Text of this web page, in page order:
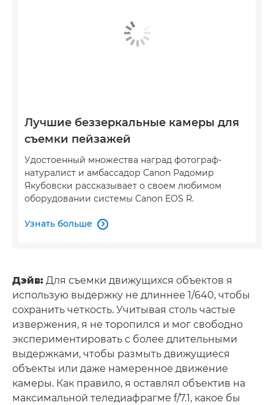
Лучшие беззеркальные камеры для
съемки пейзажей
Удостоенный множества наград фотограф-
натуралист и амбассадор Canon Радомир
Якубовски рассказывает о своем любимом
оборудовании системы Canon EOS R.
Узнать больше 
Дэйв: Для съемки движущихся объектов я
использую выдержку не длиннее 1/640, чтобы
сохранить четкость. Учитывая столь частые
извержения, я не торопился и мог свободно
экспериментировать с более длительными
выдержками, чтобы размыть движущиеся
объекты или даже намеренное движение
камеры. Как правило, я оставлял объектив на
максимальной теледиафрагме f/7.1, какое бы